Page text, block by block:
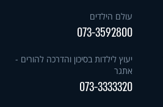
עולם הילדים
073-3592800
יעוץ לילדות בסיכון והדרכה להורים -
אתגר
073-3333320